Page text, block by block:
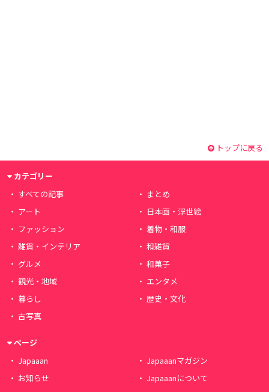
トップに戻る
カテゴリー
すべての記事
まとめ
アート
日本画・浮世絵
ファッション
着物・和服
雑貨・インテリア
和雑貨
グルメ
和菓子
観光・地域
エンタメ
暮らし
歴史・文化
古写真
ページ
Japaaan
Japaaanマガジン
お知らせ
Japaaanについて